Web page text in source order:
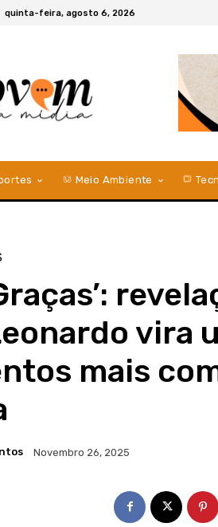
quinta-feira, agosto 6, 2026
Meio Ambiente
vira
mais
Novembro 26, 2025